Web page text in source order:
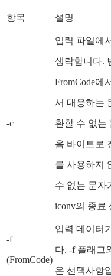
항목 설명
-c
입력 파일에
생략합니다.
FromCode에
서 대응하는
환할 수 없는
음 바이트로
를 사용하지
수 없는 문자
iconv의 종료
-f
(FromCode)
입력 데이터
다. -f 플래그
은 선택사항